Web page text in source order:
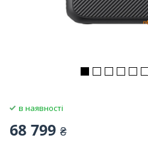
в наявності
68 799 ₴